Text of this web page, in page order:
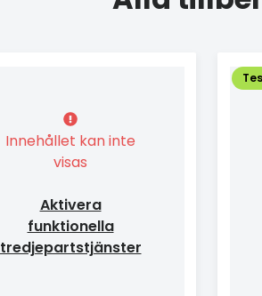
Innehållet kan inte
visas
Aktivera
funktionella
tredjepartstjänster